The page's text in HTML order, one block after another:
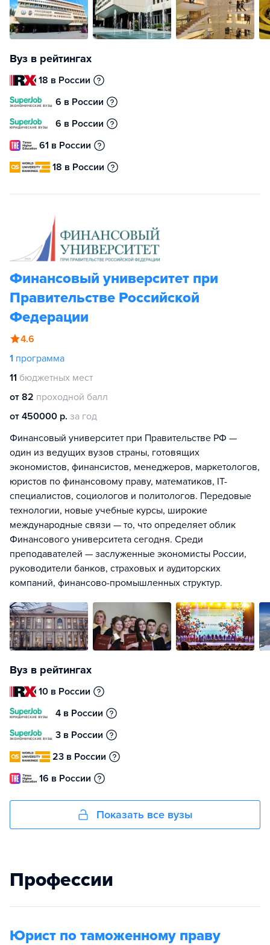
Вуз в рейтингах
18 в России
6 в России
6 в России
61 в России
18 в России
Финансовый университет при
Правительстве Российской
Федерации
4.6
1 программа
11 бюджетных мест
от 82 проходной балл
от 450000 р. за год
Финансовый университет при Правительстве РФ —
один из ведущих вузов страны, готовящих
экономистов, финансистов, менеджеров, маркетологов,
юристов по финансовому праву, математиков, IT-
специалистов, социологов и политологов. Передовые
технологии, новые учебные курсы, широкие
международные связи — то, что определяет облик
Финансового университета сегодня. Среди
преподавателей — заслуженные экономисты России,
руководители банков, страховых и аудиторских
компаний, финансово-промышленных структур.
Вуз в рейтингах
10 в России
4 в России
3 в России
23 в России
16 в России
Показать все вузы
Профессии
Юрист по таможенному праву